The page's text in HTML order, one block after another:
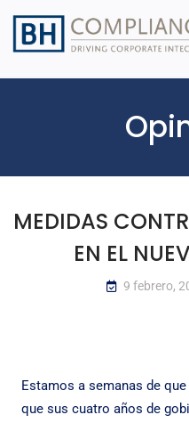
MEDIDAS
EN EL
9 febrero,
Estamos a semanas de
que sus cuatro años de